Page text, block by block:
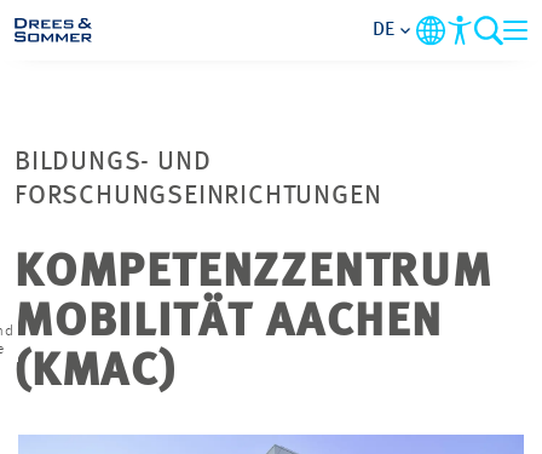
SERVICES
UNTERNEHMEN
IM FOKUS
DE
BILDUNGS- UND
FORSCHUNGSEINRICHTUNGEN
KOMPETENZZENTRUM
MOBILITÄT AACHEN
(KMAC)